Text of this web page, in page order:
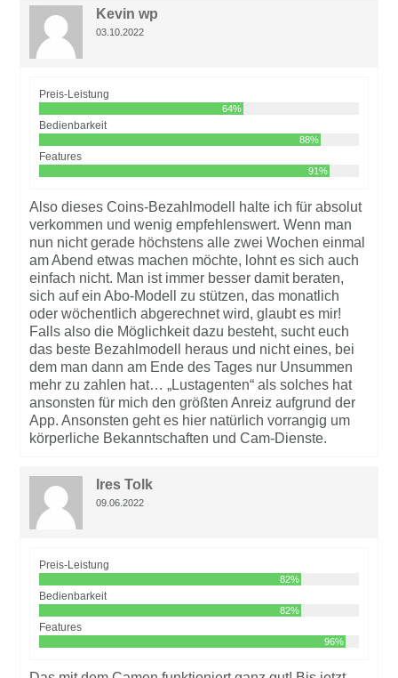
Kevin wp
03.10.2022
Preis-Leistung
64%
Bedienbarkeit
88%
Features
91%
Also dieses Coins-Bezahlmodell halte ich für absolut
verkommen und wenig empfehlenswert. Wenn man
nun nicht gerade höchstens alle zwei Wochen einmal
am Abend etwas machen möchte, lohnt es sich auch
einfach nicht. Man ist immer besser damit beraten,
sich auf ein Abo-Modell zu stützen, das monatlich
oder wöchentlich abgerechnet wird, glaubt es mir!
Falls also die Möglichkeit dazu besteht, sucht euch
das beste Bezahlmodell heraus und nicht eines, bei
dem man dann am Ende des Tages nur Unsummen
mehr zu zahlen hat… „Lustagenten“ als solches hat
ansonsten für mich den größten Anreiz aufgrund der
App. Ansonsten geht es hier natürlich vorrangig um
körperliche Bekanntschaften und Cam-Dienste.
Ires Tolk
09.06.2022
Preis-Leistung
82%
Bedienbarkeit
82%
Features
96%